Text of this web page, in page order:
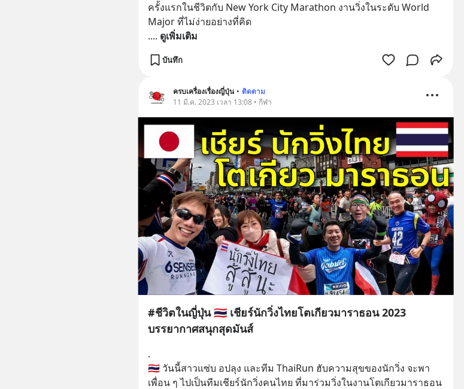
ครั้งแรกในชีวิตกับ New York City Marathon งานวิ่งในระดับ World
Major ที่ไม่ง่ายอย่างที่คิด
.... ดูเพิ่มเติม
บันทึก
ครบเครื่องเรื่องญี่ปุ่น • ติดตาม
11 มี.ค. 2023 เวลา 13:08 • กีฬา
#ชีวิตในญี่ปุ่น 🇹🇭 เชียร์นักวิ่งไทยโตเกียวมาราธอน 2023
บรรยากาศสนุกสุดมันส์
.
🇹🇭 วันนี้สาวแซ่บ อปลุง และทีม ThaiRun ฮับความสุขของนักวิ่ง จะพา
เพื่อน ๆ ไปเป็นทีมเชียร์นักวิ่งคนไทย ที่มาร่วมวิ่งในงานโตเกียวมาราธอน